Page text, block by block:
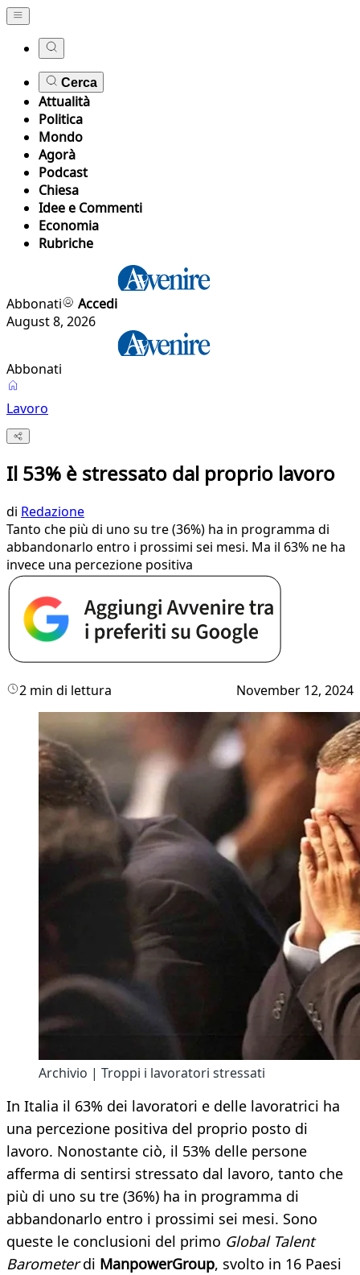
Cerca
Attualità
Politica
Mondo
Agorà
Podcast
Chiesa
Idee e Commenti
Economia
Rubriche
Abbonati
Accedi
August 8, 2026
Abbonati
Lavoro
Il 53% è stressato dal proprio lavoro
di Redazione
Tanto che più di uno su tre (36%) ha in programma di
abbandonarlo entro i prossimi sei mesi. Ma il 63% ne ha
invece una percezione positiva
2 min di lettura November 12, 2024
Archivio | Troppi i lavoratori stressati
In Italia il 63% dei lavoratori e delle lavoratrici ha
una percezione positiva del proprio posto di
lavoro. Nonostante ciò, il 53% delle persone
afferma di sentirsi stressato dal lavoro, tanto che
più di uno su tre (36%) ha in programma di
abbandonarlo entro i prossimi sei mesi. Sono
queste le conclusioni del primo Global Talent
Barometerdi ManpowerGroup, svolto in 16 Paesi